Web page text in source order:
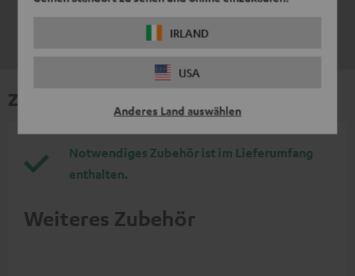
IRLAND
USA
Anderes Land auswählen
Zubehör
Notwendiges Zubehör ist im Lieferumfang
enthalten.
Weiteres Zubehör